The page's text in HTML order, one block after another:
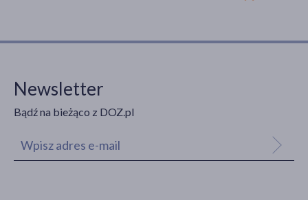
Newsletter
Bądź na bieżąco z DOZ.pl